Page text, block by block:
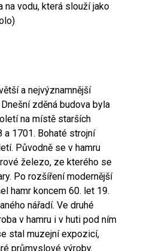
na vodu, která slouží jako
a nejvýznamnější
zděná budova byla
na místě starších
a 1701. Bohaté strojní
Původně se v hamru
železo, ze kterého se
Po rozšíření modernější
hamr koncem 60. let 19.
nářadí. Ve druhé
v hamru i v huti pod ním
stal muzejní expozicí,
průmyslové výroby.